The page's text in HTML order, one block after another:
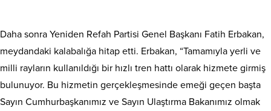
Daha sonra Yeniden Refah Partisi Genel Başkanı Fatih Erbakan,
meydandaki kalabalığa hitap etti. Erbakan, “Tamamıyla yerli ve
milli rayların kullanıldığı bir hızlı tren hattı olarak hizmete girmiş
bulunuyor. Bu hizmetin gerçekleşmesinde emeği geçen başta
Sayın Cumhurbaşkanımız ve Sayın Ulaştırma Bakanımız olmak